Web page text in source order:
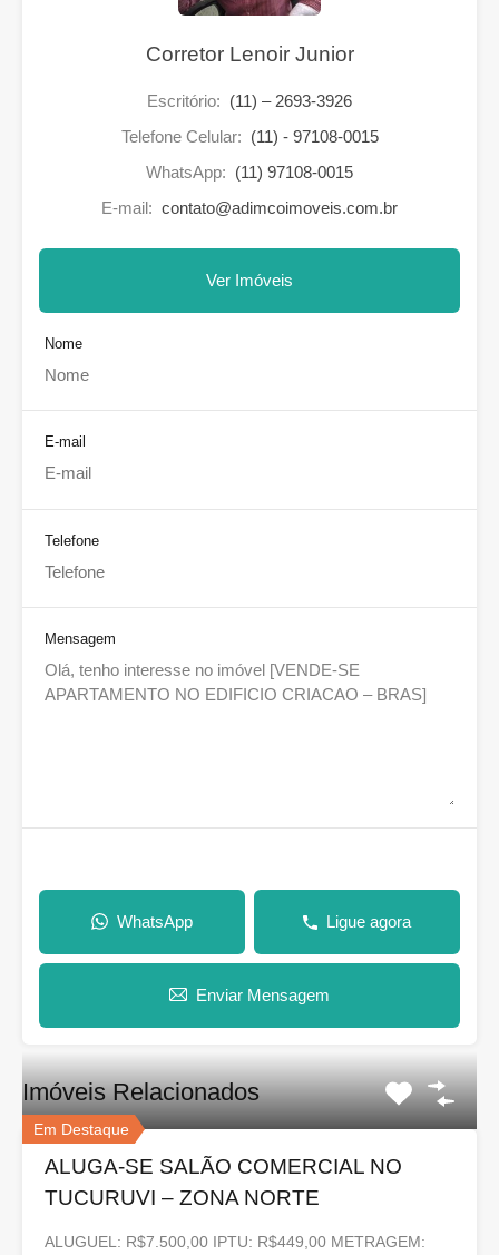
Corretor Lenoir Junior
Escritório: (11) – 2693-3926
Telefone Celular: (11) - 97108-0015
WhatsApp: (11) 97108-0015
E-mail: contato@adimcoimoveis.com.br
Ver Imóveis
Nome
E-mail
Telefone
Mensagem
WhatsApp Ligue agora
Enviar Mensagem
Imóveis Relacionados
Em Destaque
ALUGA-SE SALÃO COMERCIAL NO
TUCURUVI – ZONA NORTE
ALUGUEL: R$7.500,00 IPTU: R$449,00 METRAGEM: